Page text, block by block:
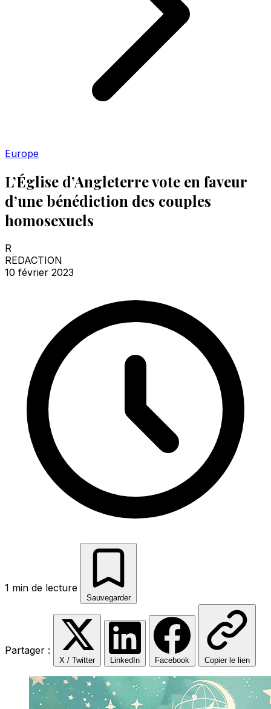
Europe
L’Église d’Angleterre vote en faveur
d’une bénédiction des couples
homosexuels
R
REDACTION
10 février 2023
1 min de lecture
Sauvegarder
Partager :
X / Twitter LinkedIn Facebook Copier le lien